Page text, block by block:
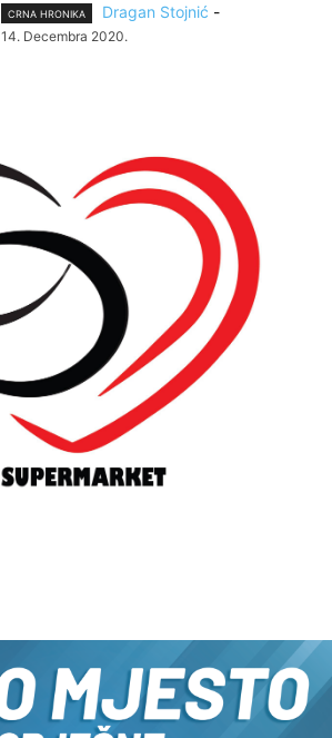
CRNA HRONIKA Dragan Stojnić -
14. Decembra 2020.